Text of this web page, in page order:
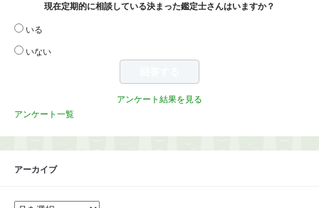
現在定期的に相談している決まった鑑定士さんはいますか？
いる
いない
アンケート結果を見る
アンケート一覧
アーカイブ
ア